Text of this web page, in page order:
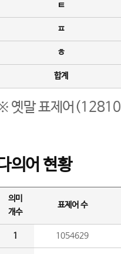
ㅌ
ㅍ
ㅎ
합계
옛말 표제어(12810
의어 현황
의미
개수
표제어 수
1 1054629